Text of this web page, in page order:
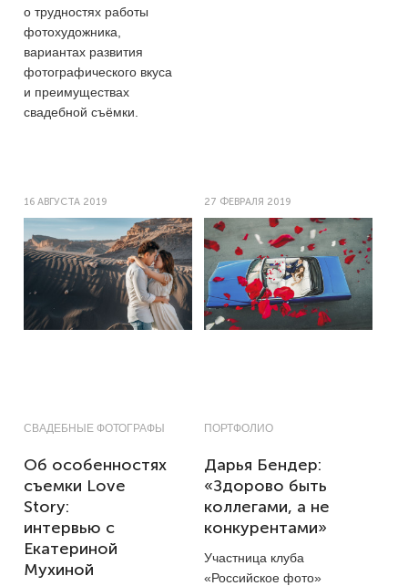
о трудностях работы
фотохудожника,
вариантах развития
фотографического вкуса
и преимуществах
свадебной съёмки.
16 АВГУСТА 2019
СВАДЕБНЫЕ ФОТОГРАФЫ
Об особенностях
съемки Love
Story:
интервью с
Екатериной
Мухиной
27 ФЕВРАЛЯ 2019
ПОРТФОЛИО
Дарья Бендер:
«Здорово быть
коллегами, а не
конкурентами»
Участница клуба
«Российское фото»